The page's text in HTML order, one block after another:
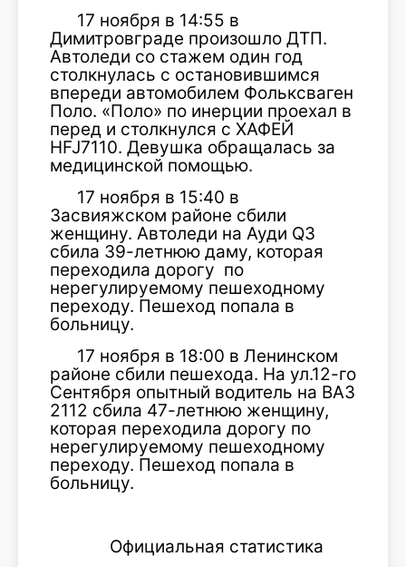
17 ноября в 14:55 в
Димитровграде произошло ДТП.
Автоледи со стажем один год
столкнулась с остановившимся
впереди автомобилем Фольксваген
Поло. «Поло» по инерции проехал в
перед и столкнулся с ХАФЕЙ
НFJ7110. Девушка обращалась за
медицинской помощью.
17 ноября в 15:40 в
Засвияжском районе сбили
женщину. Автоледи на Ауди Q3
сбила 39-летнюю даму, которая
переходила дорогу по
нерегулируемому пешеходному
переходу. Пешеход попала в
больницу.
17 ноября в 18:00 в Ленинском
районе сбили пешехода. На ул.12-го
Сентября опытный водитель на ВАЗ
2112 сбила 47-летнюю женщину,
которая переходила дорогу по
нерегулируемому пешеходному
переходу. Пешеход попала в
больницу.
Официальная статистика